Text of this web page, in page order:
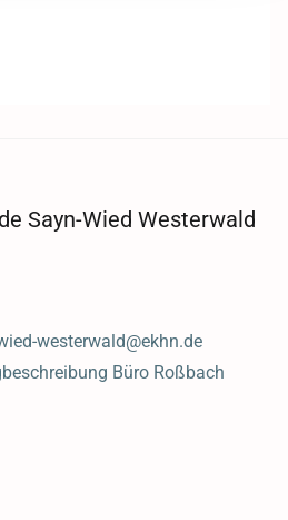
Sayn-Wied Westerwald
westerwald@ekhn.de
Büro Roßbach